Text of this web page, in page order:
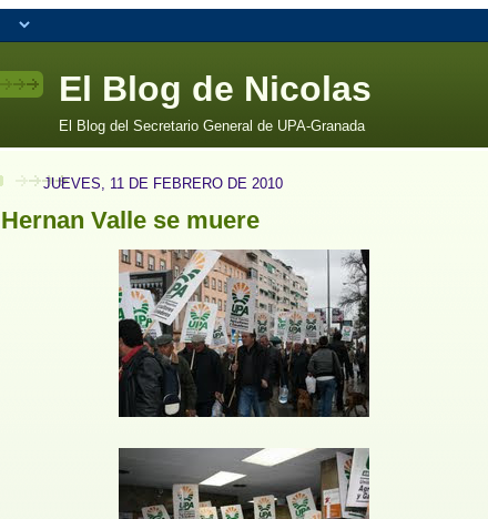
El Blog de Nicolas
El Blog del Secretario General de UPA-Granada
JUEVES, 11 DE FEBRERO DE 2010
Hernan Valle se muere